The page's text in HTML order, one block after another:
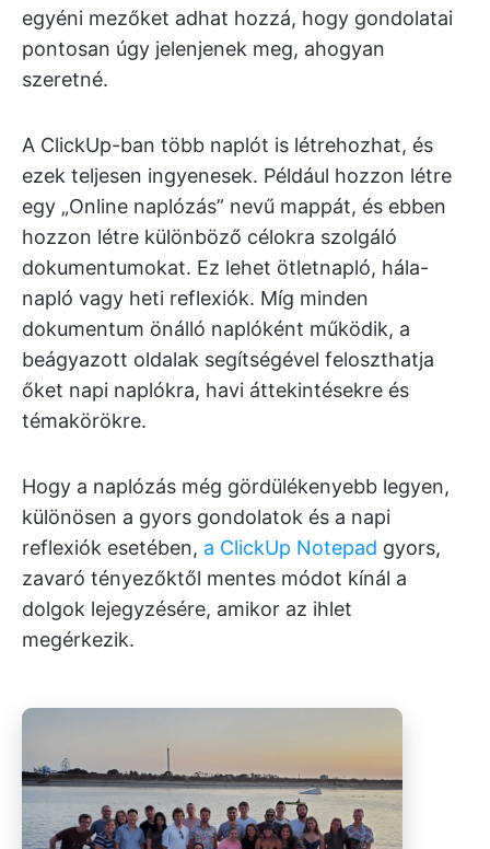
egyéni mezőket adhat hozzá, hogy gondolatai
pontosan úgy jelenjenek meg, ahogyan
szeretné.
A ClickUp-ban több naplót is létrehozhat, és
ezek teljesen ingyenesek. Például hozzon létre
egy „Online naplózás” nevű mappát, és ebben
hozzon létre különböző célokra szolgáló
dokumentumokat. Ez lehet ötletnapló, hála-
napló vagy heti reflexiók. Míg minden
dokumentum önálló naplóként működik, a
beágyazott oldalak segítségével feloszthatja
őket napi naplókra, havi áttekintésekre és
témakörökre.
Hogy a naplózás még gördülékenyebb legyen,
különösen a gyors gondolatok és a napi
reflexiók esetében, a ClickUp Notepad gyors,
zavaró tényezőktől mentes módot kínál a
dolgok lejegyzésére, amikor az ihlet
megérkezik.